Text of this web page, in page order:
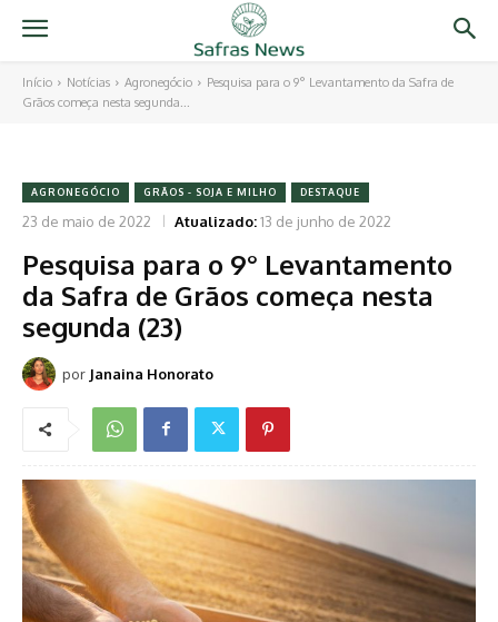
Início Notícias Agronegócio
Pesquisa para o 9° Levantamento da Safra de
Grãos começa nesta segunda...
AGRONEGÓCIO GRÃOS - SOJA E MILHO DESTAQUE
23 de maio de 2022 Atualizado:13 de junho de 2022
Pesquisa para o 9° Levantamento
da Safra de Grãos começa nesta
segunda (23)
por Janaina Honorato